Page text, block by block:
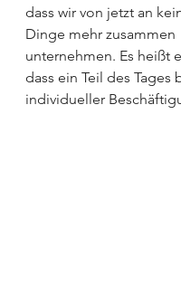
dass wir von jetzt an
Dinge mehr zusammen
unternehmen. Es heißt
dass ein Teil des Tages
individueller